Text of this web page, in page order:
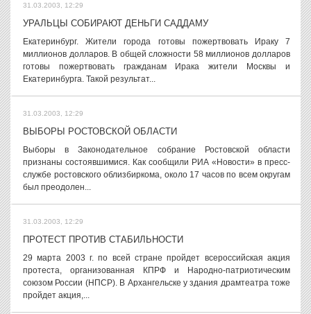
31.03.2003, 12:29
УРАЛЬЦЫ СОБИРАЮТ ДЕНЬГИ САДДАМУ
Екатеринбург. Жители города готовы пожертвовать Ираку 7
миллионов долларов. В общей сложности 58 миллионов долларов
готовы пожертвовать гражданам Ирака жители Москвы и
Екатеринбурга. Такой результат...
31.03.2003, 12:29
ВЫБОРЫ РОСТОВСКОЙ ОБЛАСТИ
Выборы в Законодательное собрание Ростовской области
признаны состоявшимися. Как сообщили РИА «Новости» в пресс-
службе ростовского облизбиркома, около 17 часов по всем округам
был преодолен...
31.03.2003, 12:29
ПРОТЕСТ ПРОТИВ СТАБИЛЬНОСТИ
29 марта 2003 г. по всей стране пройдет всероссийская акция
протеста, организованная КПРФ и Народно-патриотическим
союзом России (НПСР). В Архангельске у здания драмтеатра тоже
пройдет акция,...